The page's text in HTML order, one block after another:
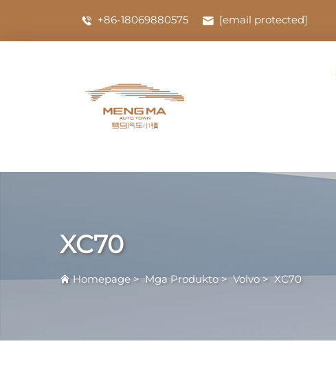
+86-18069880575 [email protected]
XC70
Homepage>Mga Produkto>Volvo>XC70